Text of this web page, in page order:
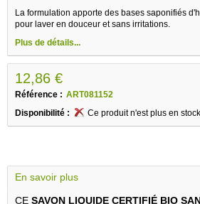
La formulation apporte des bases saponifiés
pour laver en douceur et sans irritations.
Plus de détails...
12,86 €
Référence : ART081152
Disponibilité :
Ce produit n'est plus en stock
En savoir plus
CE SAVON LIQUIDE CERTIFIÉ BIO